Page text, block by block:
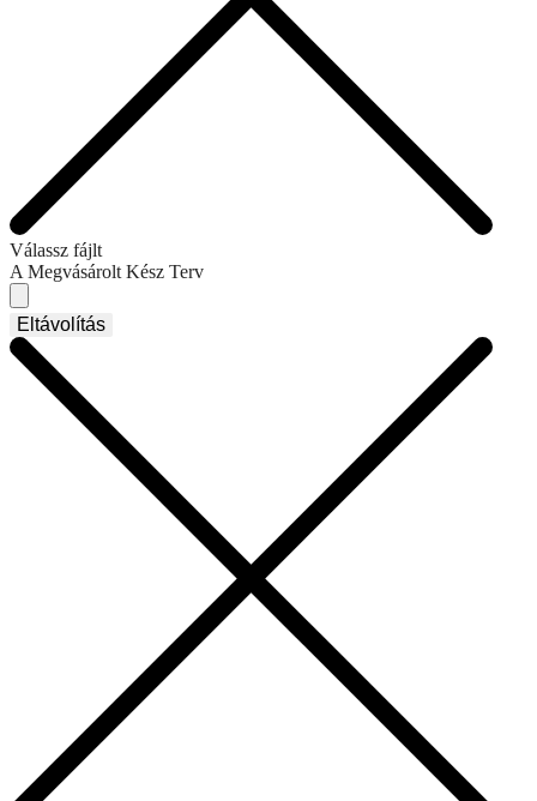
Válassz fájlt
A Megvásárolt Kész Terv
Eltávolítás